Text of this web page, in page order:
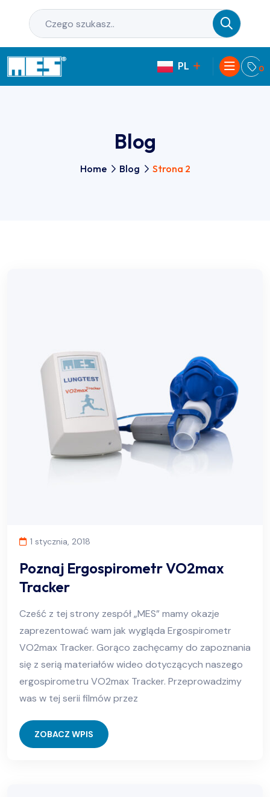
0
PL
EN
Blog
Home Blog Strona 2
1 stycznia, 2018
Poznaj Ergospirometr VO2max
Tracker
Cześć z tej strony zespół „MES” mamy okazje
zaprezentować wam jak wygląda Ergospirometr
VO2max Tracker. Gorąco zachęcamy do zapoznania
się z serią materiałów wideo dotyczących naszego
ergospirometru VO2max Tracker. Przeprowadzimy
was w tej serii filmów przez
ZOBACZ WPIS